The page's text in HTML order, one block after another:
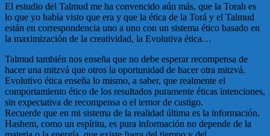
El estudio del Talmud me ha convencido aún más, que la Torah es
lo que yo había visto que era y que la ética de la Torá y el Talmud
están en correspondencia uno a uno con un sistema ético basado en
la maximización de la creatividad, la Evolutiva ética…
Talmud también nos enseña que no debe esperar recompensa de
hacer una mitzvá que otros la oportunidad de hacer otra mitzvá.
Evolutivo ética enseña lo mismo, a saber, que realmente el
comportamiento ético de los resultados puramente éticas intenciones,
sin expectativa de recompensa o el temor de castigo.
Recuerde que en mi sistema de la realidad última es la información.
Hashem, como un espíritu, es pura información no depende de la